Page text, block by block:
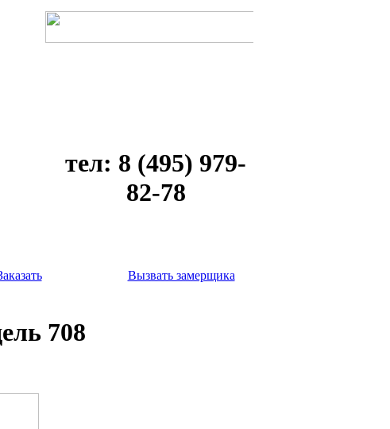
тел: 8 (495) 979-
82-78
Вызвать замерщика
708